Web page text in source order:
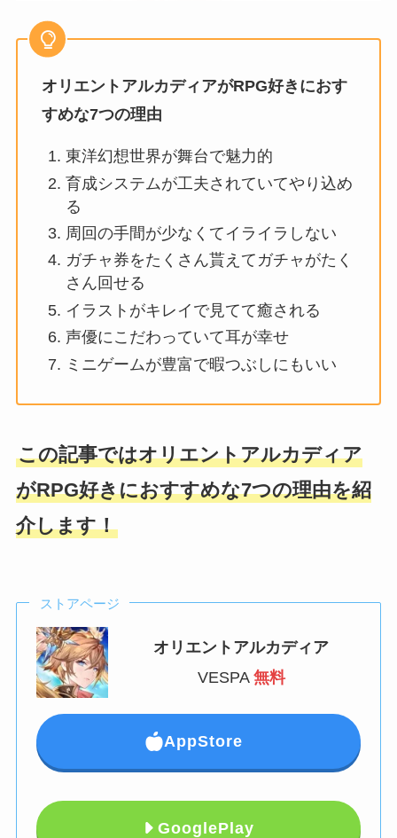
オリエントアルカディアがRPG好きにおす
すめな7つの理由
東洋幻想世界が舞台で魅力的
育成システムが工夫されていてやり込め
る
周回の手間が少なくてイライラしない
ガチャ券をたくさん貰えてガチャがたく
さん回せる
イラストがキレイで見てて癒される
声優にこだわっていて耳が幸せ
ミニゲームが豊富で暇つぶしにもいい
この記事ではオリエントアルカディア
がRPG好きにおすすめな7つの理由を紹
介します！
ストアページ
オリエントアルカディア
VESPA 無料
AppStore
GooglePlay